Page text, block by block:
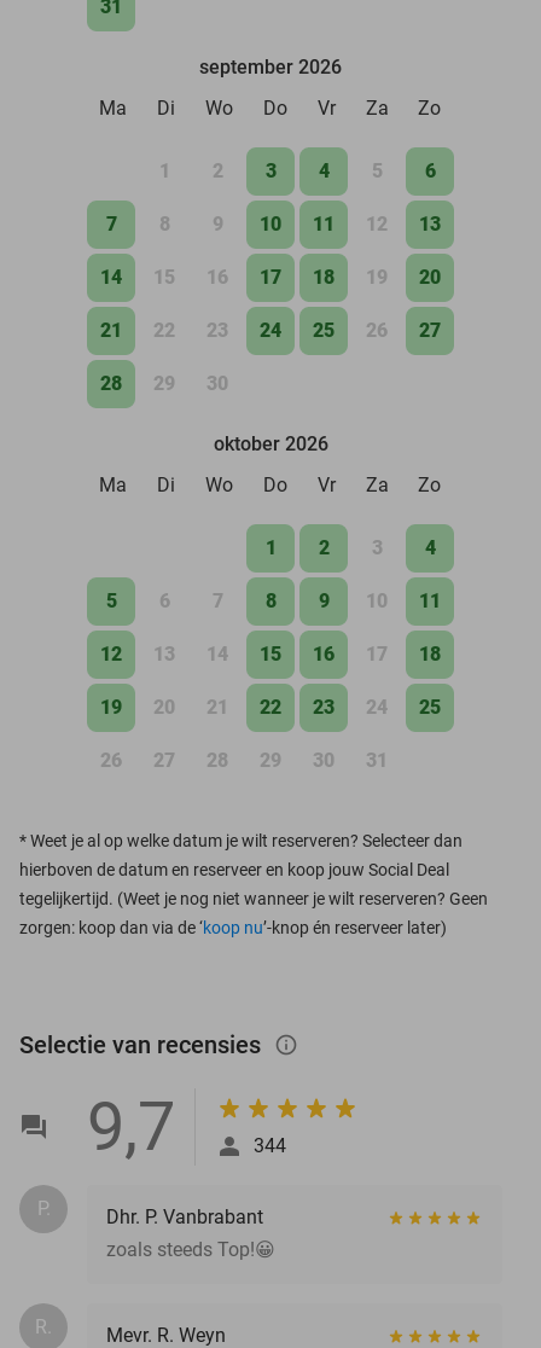
31
september 2026
Ma
Di Wo Do Vr Za Zo
1 2 3 4 5 6
7 8 9 10 11 12 13
14 15 16 17 18 19 20
21 22 23 24 25 26 27
28 29 30
oktober 2026
Ma
Di Wo Do Vr Za Zo
1 2 3 4
5 6 7 8 9 10 11
12 13 14 15 16 17 18
19 20 21 22 23 24 25
26 27 28 29 30 31
*Weet je al op welke datum je wilt reserveren? Selecteer dan
hierboven de datum en reserveer en koop jouw Social Deal
tegelijkertijd. (Weet je nog niet wanneer je wilt reserveren? Geen
zorgen: koop dan via de ‘koop nu’-knop én reserveer later)
Selectie van recensies info_outlined
9,7 344
P.
Dhr. P. Vanbrabant
zoals steeds Top!😀
R.
Mevr. R. Weyn